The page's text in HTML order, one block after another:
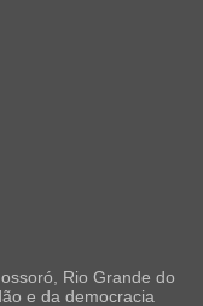
Rio Grande do
e da democracia